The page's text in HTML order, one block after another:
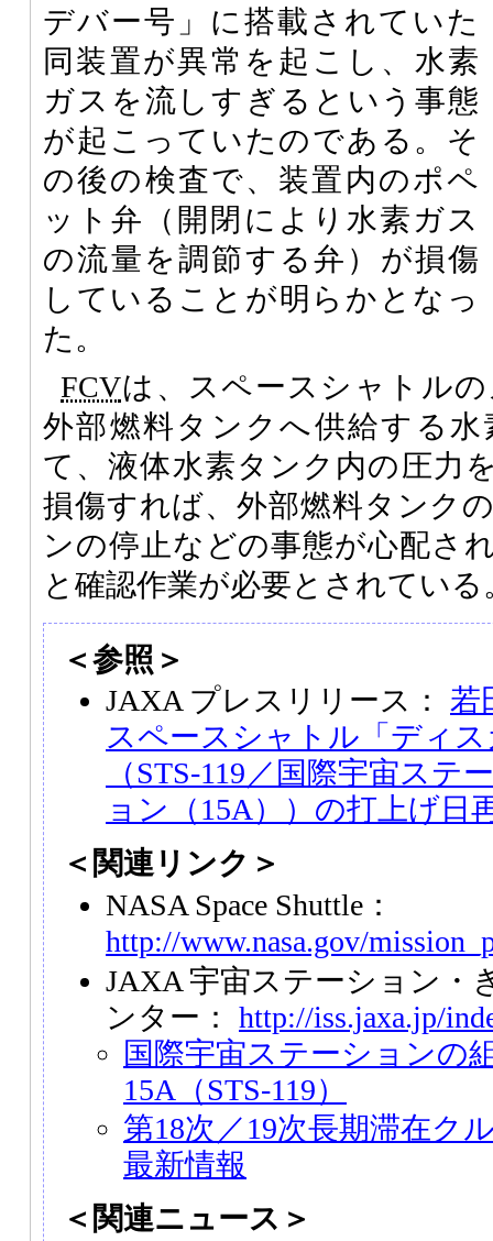
デバー号」に搭載されていた
同装置が異常を起こし、水素
ガスを流しすぎるという事態
が起こっていたのである。そ
の後の検査で、装置内のポペ
ット弁（開閉により水素ガス
の流量を調節する弁）が損傷
していることが明らかとなっ
た。
FCVは、スペースシャトル
外部燃料タンクへ供給する
て、液体水素タンク内の圧力
損傷すれば、外部燃料タンク
ンの停止などの事態が心配さ
と確認作業が必要とされている
＜参照＞
JAXA プレスリリース： 若
スペースシャトル「ディ
（STS-119／国際宇宙ステ
ョン（15A））の打上げ日
＜関連リンク＞
NASA Space Shuttle：
http://www.nasa.gov/
JAXA 宇宙ステーション・
ンター： http://iss.jaxa.jp/
国際宇宙ステーションの
15A（STS-119）
第18次／19次長期滞在ク
最新情報
＜関連ニュース＞